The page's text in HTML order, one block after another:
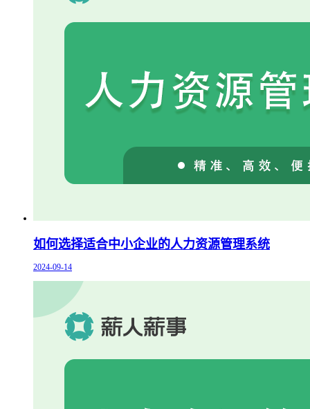
如何选择适合中小企业的人力资源管理系统
2024-09-14